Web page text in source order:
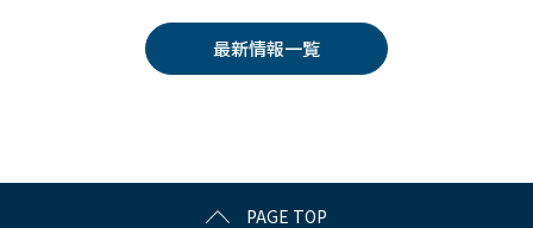
k
erk
et
n
a
最新情報一覧
PAGE TOP